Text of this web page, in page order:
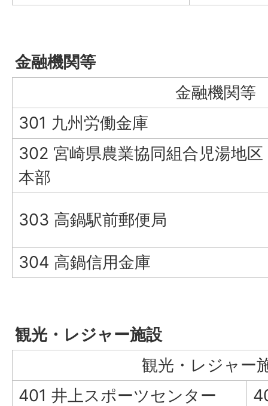
金融機関等
金融機関等
301 九州労働金庫
302 宮崎県農業協同組合児湯地区
本部
303 高鍋駅前郵便局
304 高鍋信用金庫
観光・レジャー施設
観光・レジャー
401 井上スポーツセンター